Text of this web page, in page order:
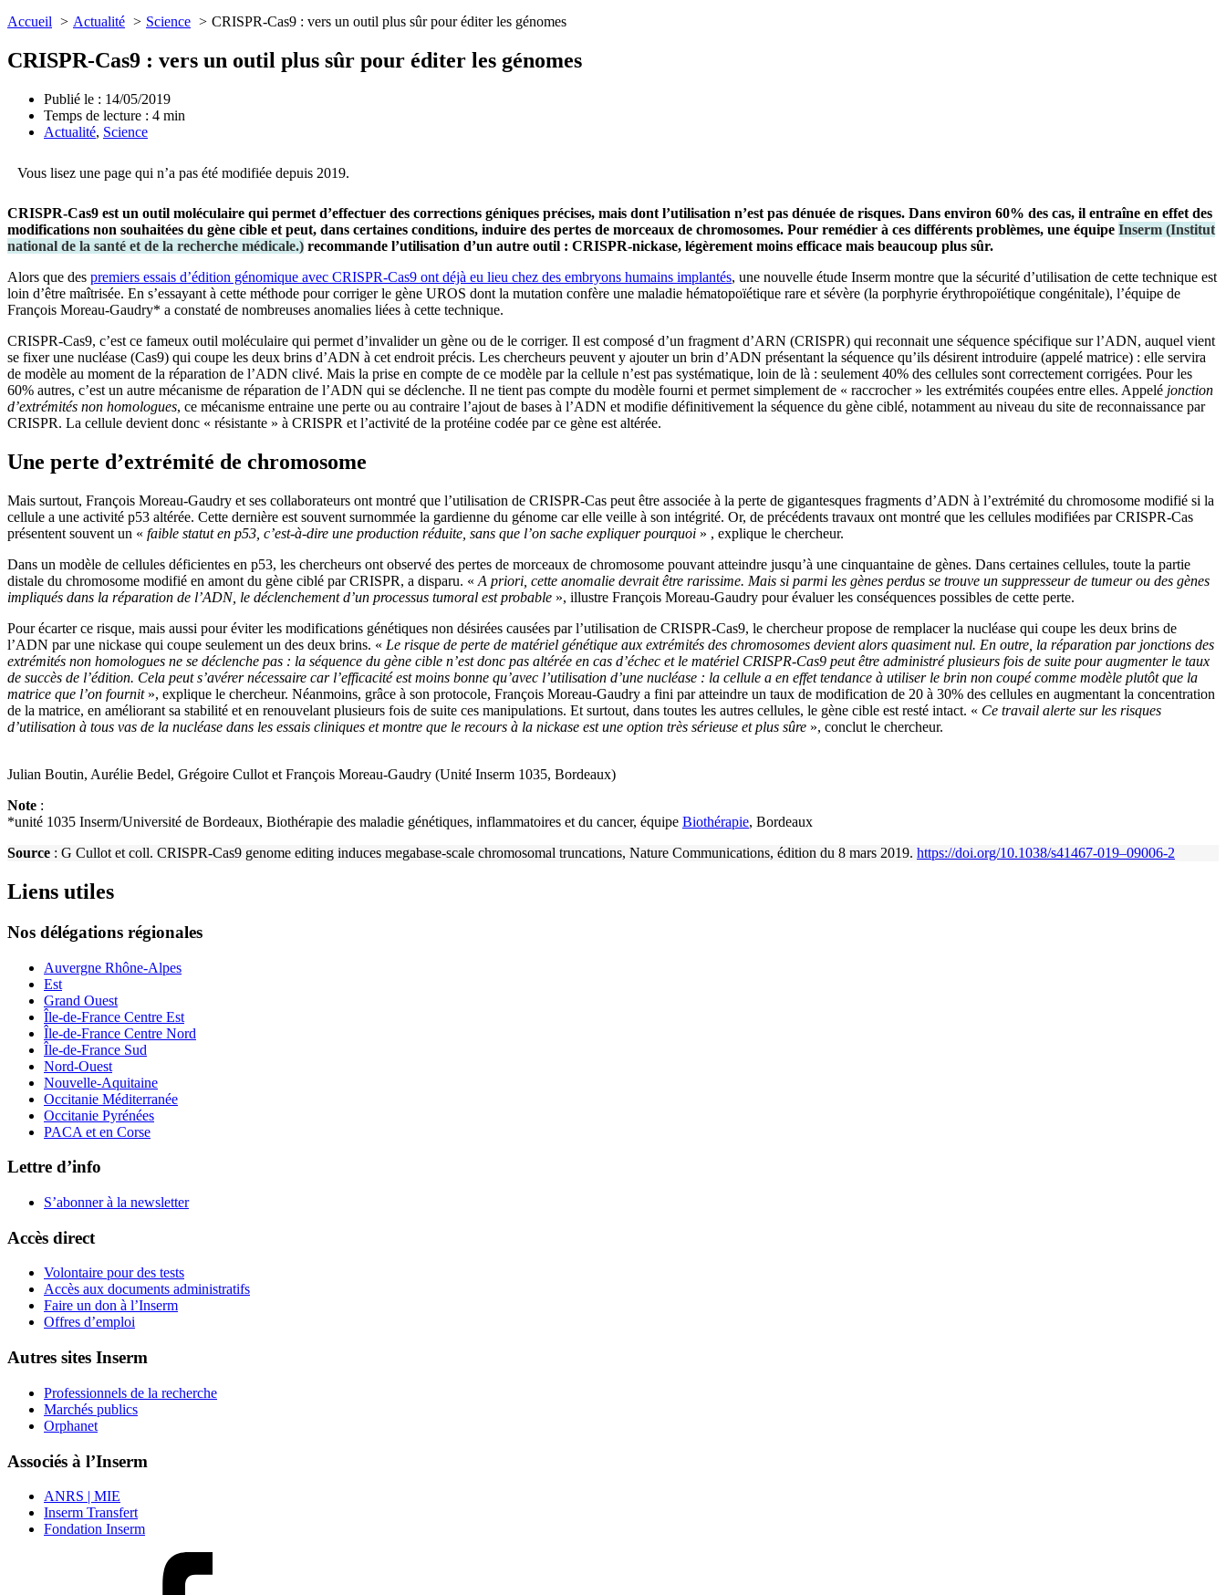
Accueil Actualité Science CRISPR-Cas9 : vers un outil plus sûr pour éditer les génomes
CRISPR-Cas9 : vers un outil plus sûr pour éditer les génomes
Publié le : 14/05/2019
Temps de lecture : 4 min
Actualité, Science
Vous lisez une page qui n’a pas été modifiée depuis 2019.
CRISPR-Cas9 est un outil moléculaire qui permet d’effectuer des corrections géniques précises, mais dont l’utilisation n’est pas dénuée de risques. Dans environ 60% des cas, il entraîne en effet des
modifications non souhaitées du gène cible et peut, dans certaines conditions, induire des pertes de morceaux de chromosomes. Pour remédier à ces différents problèmes, une équipe Inserm (Institut
national de la santé et de la recherche médicale.) recommande l’utilisation d’un autre outil : CRISPR-nickase, légèrement moins efficace mais beaucoup plus sûr.
Alors que des premiers essais d’édition génomique avec CRISPR-Cas9 ont déjà eu lieu chez des embryons humains implantés, une nouvelle étude Inserm montre que la sécurité d’utilisation de cette technique est
loin d’être maîtrisée. En s’essayant à cette méthode pour corriger le gène UROS dont la mutation confère une maladie hématopoïétique rare et sévère (la porphyrie érythropoïétique congénitale), l’équipe de
François Moreau-Gaudry* a constaté de nombreuses anomalies liées à cette technique.
CRISPR-Cas9, c’est ce fameux outil moléculaire qui permet d’invalider un gène ou de le corriger. Il est composé d’un fragment d’ARN (CRISPR) qui reconnait une séquence spécifique sur l’ADN, auquel vient
se fixer une nucléase (Cas9) qui coupe les deux brins d’ADN à cet endroit précis. Les chercheurs peuvent y ajouter un brin d’ADN présentant la séquence qu’ils désirent introduire (appelé matrice) : elle servira
de modèle au moment de la réparation de l’ADN clivé. Mais la prise en compte de ce modèle par la cellule n’est pas systématique, loin de là : seulement 40% des cellules sont correctement corrigées. Pour les
60% autres, c’est un autre mécanisme de réparation de l’ADN qui se déclenche. Il ne tient pas compte du modèle fourni et permet simplement de « raccrocher » les extrémités coupées entre elles. Appelé jonction
d’extrémités non homologues, ce mécanisme entraine une perte ou au contraire l’ajout de bases à l’ADN et modifie définitivement la séquence du gène ciblé, notamment au niveau du site de reconnaissance par
CRISPR. La cellule devient donc « résistante » à CRISPR et l’activité de la protéine codée par ce gène est altérée.
Une perte d’extrémité de chromosome
Mais surtout, François Moreau-Gaudry et ses collaborateurs ont montré que l’utilisation de CRISPR-Cas peut être associée à la perte de gigantesques fragments d’ADN à l’extrémité du chromosome modifié si la
cellule a une activité p53 altérée. Cette dernière est souvent surnommée la gardienne du génome car elle veille à son intégrité. Or, de précédents travaux ont montré que les cellules modifiées par CRISPR-Cas
présentent souvent un « faible statut en p53, c’est-à-dire une production réduite, sans que l’on sache expliquer pourquoi » , explique le chercheur.
Dans un modèle de cellules déficientes en p53, les chercheurs ont observé des pertes de morceaux de chromosome pouvant atteindre jusqu’à une cinquantaine de gènes. Dans certaines cellules, toute la partie
distale du chromosome modifié en amont du gène ciblé par CRISPR, a disparu. « A priori, cette anomalie devrait être rarissime. Mais si parmi les gènes perdus se trouve un suppresseur de tumeur ou des gènes
impliqués dans la réparation de l’ADN, le déclenchement d’un processus tumoral est probable », illustre François Moreau-Gaudry pour évaluer les conséquences possibles de cette perte.
Pour écarter ce risque, mais aussi pour éviter les modifications génétiques non désirées causées par l’utilisation de CRISPR-Cas9, le chercheur propose de remplacer la nucléase qui coupe les deux brins de
l’ADN par une nickase qui coupe seulement un des deux brins. « Le risque de perte de matériel génétique aux extrémités des chromosomes devient alors quasiment nul. En outre, la réparation par jonctions des
extrémités non homologues ne se déclenche pas : la séquence du gène cible n’est donc pas altérée en cas d’échec et le matériel CRISPR-Cas9 peut être administré plusieurs fois de suite pour augmenter le taux
de succès de l’édition. Cela peut s’avérer nécessaire car l’efficacité est moins bonne qu’avec l’utilisation d’une nucléase : la cellule a en effet tendance à utiliser le brin non coupé comme modèle plutôt que la
matrice que l’on fournit», explique le chercheur. Néanmoins, grâce à son protocole, François Moreau-Gaudry a fini par atteindre un taux de modification de 20 à 30% des cellules en augmentant la concentration
de la matrice, en améliorant sa stabilité et en renouvelant plusieurs fois de suite ces manipulations. Et surtout, dans toutes les autres cellules, le gène cible est resté intact. « Ce travail alerte sur les risques
d’utilisation à tous vas de la nucléase dans les essais cliniques et montre que le recours à la nickase est une option très sérieuse et plus sûre », conclut le chercheur.
Julian Boutin, Aurélie Bedel, Grégoire Cullot et François Moreau-Gaudry (Unité Inserm 1035, Bordeaux)
Note :
*unité 1035 Inserm/Université de Bordeaux, Biothérapie des maladie génétiques, inflammatoires et du cancer, équipe Biothérapie, Bordeaux
Source : G Cullot et coll. CRISPR-Cas9 genome editing induces megabase-scale chromosomal truncations, Nature Communications, édition du 8 mars 2019. https://doi.org/10.1038/s41467-019–09006‑2
Liens utiles
Nos délégations régionales
Auvergne Rhône-Alpes
Est
Grand Ouest
Île-de-France Centre Est
Île-de-France Centre Nord
Île-de-France Sud
Nord-Ouest
Nouvelle-Aquitaine
Occitanie Méditerranée
Occitanie Pyrénées
PACA et en Corse
Lettre d’info
S’abonner à la newsletter
Accès direct
Volontaire pour des tests
Accès aux documents administratifs
Faire un don à l’Inserm
Offres d’emploi
Autres sites Inserm
Professionnels de la recherche
Marchés publics
Orphanet
Associés à l’Inserm
ANRS | MIE
Inserm Transfert
Fondation Inserm